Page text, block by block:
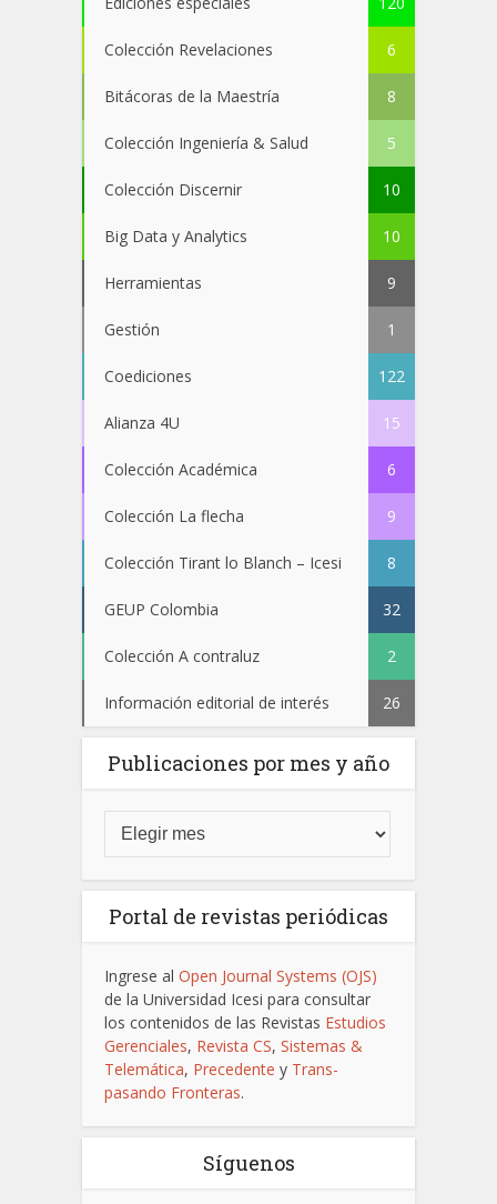
Colección Revelaciones 6
Bitácoras de la Maestría 8
Colección Ingeniería & Salud 5
Colección Discernir 10
Big Data y Analytics 10
Herramientas 9
Gestión 1
Coediciones 122
Alianza 4U 15
Colección Académica 6
Colección La flecha 9
Colección Tirant lo Blanch – Icesi 8
GEUP Colombia 32
Colección A contraluz 2
Información editorial de interés 26
Publicaciones por mes y año
Portal de revistas periódicas
Ingrese al Open Journal Systems (OJS)
de la Universidad Icesi para consultar
los contenidos de las Revistas Estudios
Gerenciales, Revista CS, Sistemas &
Telemática, Precedente y Trans-
pasando Fronteras.
Síguenos